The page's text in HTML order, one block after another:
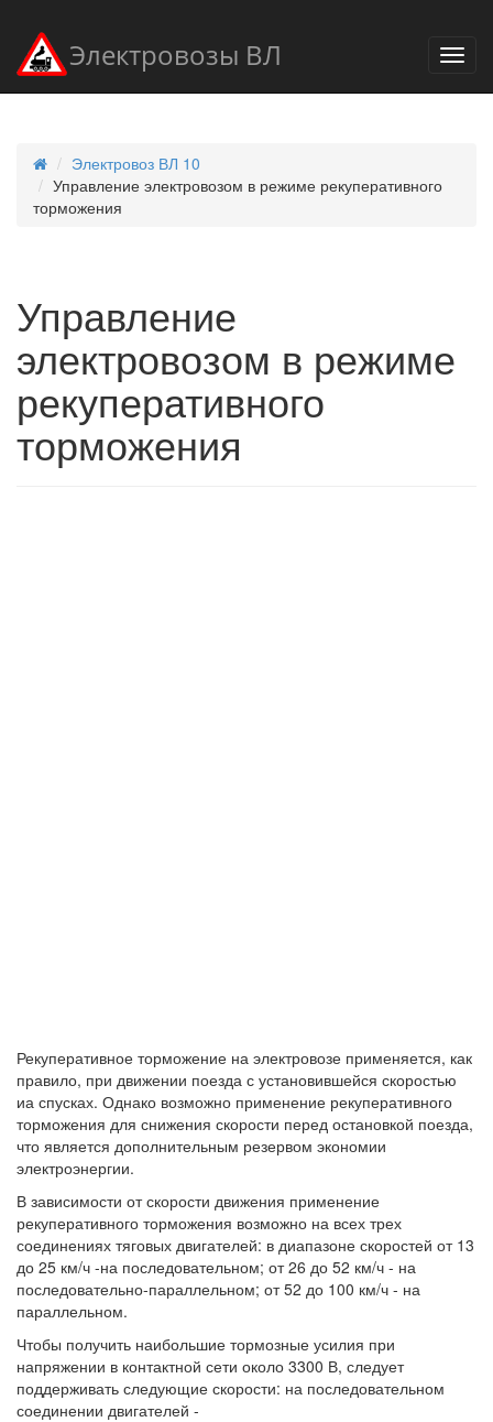
Электровозы ВЛ
Электровоз ВЛ 10
Управление электровозом в режиме рекуперативного
торможения
Управление
электровозом в режиме
рекуперативного
торможения
Рекуперативное торможение на электровозе применяется, как
правило, при движении поезда с установившейся скоростью
иа спусках. Однако возможно применение рекуперативного
торможения для снижения скорости перед остановкой поезда,
что является дополнительным резервом экономии
электроэнергии.
В зависимости от скорости движения применение
рекуперативного торможения возможно на всех трех
соединениях тяговых двигателей: в диапазоне скоростей от 13
до 25 км/ч -на последовательном; от 26 до 52 км/ч - на
последовательно-параллельном; от 52 до 100 км/ч - на
параллельном.
Чтобы получить наибольшие тормозные усилия при
напряжении в контактной сети около 3300 В, следует
поддерживать следующие скорости: на последовательном
соединении двигателей -